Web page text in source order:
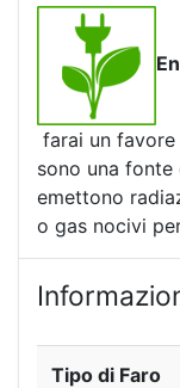
farai un favore
sono una
emettono
o gas nocivi
Tipo di Faro